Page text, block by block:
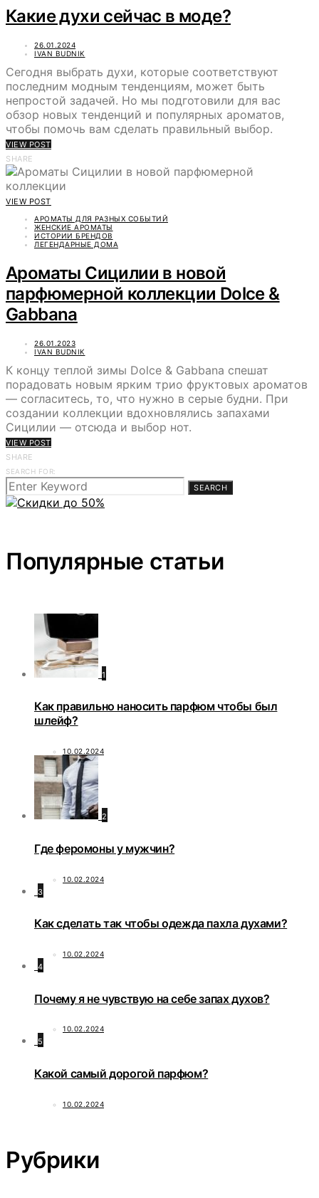
Какие духи сейчас в моде?
26.01.2024
IVAN BUDNIK
Сегодня выбрать духи, которые соответствуют
последним модным тенденциям, может быть
непростой задачей. Но мы подготовили для вас
обзор новых тенденций и популярных ароматов,
чтобы помочь вам сделать правильный выбор.
VIEW POST
SHARE
VIEW POST
АРОМАТЫ ДЛЯ РАЗНЫХ СОБЫТИЙ
ЖЕНСКИЕ АРОМАТЫ
ИСТОРИИ БРЕНДОВ
ЛЕГЕНДАРНЫЕ ДОМА
Ароматы Сицилии в новой
парфюмерной коллекции Dolce &
Gabbana
26.01.2023
IVAN BUDNIK
К концу теплой зимы Dolce & Gabbana спешат
порадовать новым ярким трио фруктовых ароматов
— согласитесь, то, что нужно в серые будни. При
создании коллекции вдохновлялись запахами
Сицилии — отсюда и выбор нот.
VIEW POST
SHARE
SEARCH FOR:
SEARCH
Популярные статьи
1
Как правильно наносить парфюм чтобы был
шлейф?
10.02.2024
2
Где феромоны у мужчин?
10.02.2024
3
Как сделать так чтобы одежда пахла духами?
10.02.2024
4
Почему я не чувствую на себе запах духов?
10.02.2024
5
Какой самый дорогой парфюм?
10.02.2024
Рубрики